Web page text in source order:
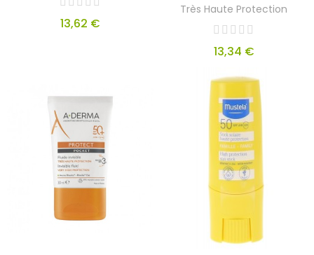
13,62 €
Très Haute Protection
13,34 €